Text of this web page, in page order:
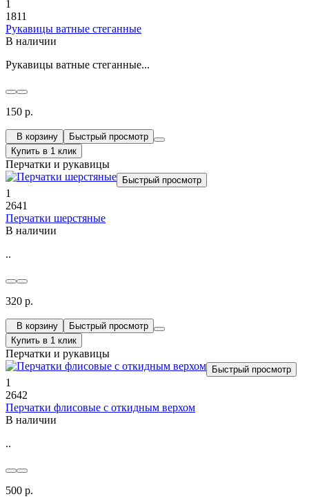
1
1811
Рукавицы ватные стеганные
В наличии
Рукавицы ватные стеганные...
150 р.
В корзину
Быстрый просмотр
Купить в 1 клик
Перчатки и рукавицы
Быстрый просмотр
1
2641
Перчатки шерстяные
В наличии
..
320 р.
В корзину
Быстрый просмотр
Купить в 1 клик
Перчатки и рукавицы
Быстрый просмотр
1
2642
Перчатки флисовые с откидным верхом
В наличии
..
500 р.